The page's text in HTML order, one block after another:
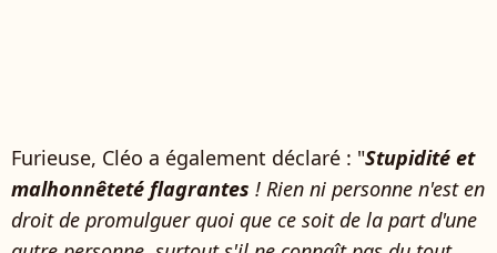
Furieuse, Cléo a également déclaré : "Stupidité et
malhonnêteté flagrantes ! Rien ni personne n'est en
droit de promulguer quoi que ce soit de la part d'une